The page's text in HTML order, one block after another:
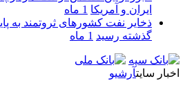
ایران و آمریکا 1 ماه
گذشته رسید 1 ماه
اخبار سایتآرشیو